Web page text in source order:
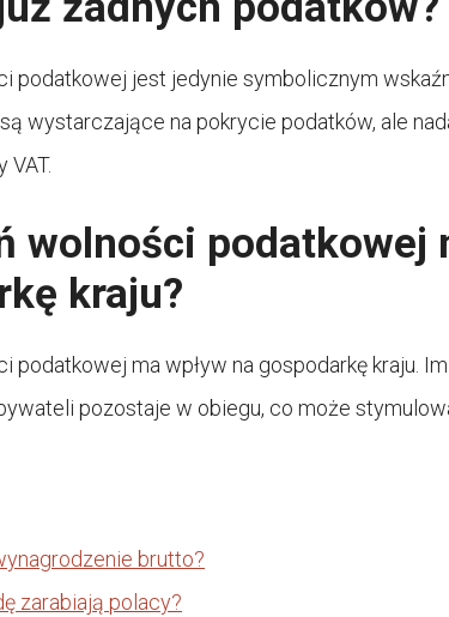
podatkowej jest jedynie symbolicznym
wystarczające na pokrycie podatków, ale
VAT.
wolności podatkowej
kraju?
podatkowej ma wpływ na gospodarkę kraju.
pozostaje w obiegu, co może
brutto?
zarabiają polacy?